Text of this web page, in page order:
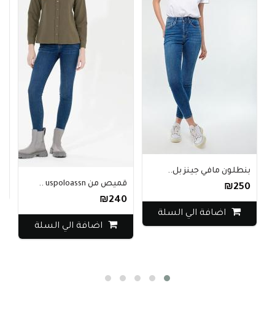
بنطلون مافي جينز بل..
₪250
اضافة الي السلة
قميص من uspoloassn ..
₪240
اضافة الي السلة